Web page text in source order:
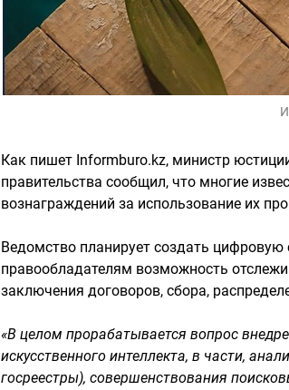
Как пишет Informburo.kz, министр
правительства сообщил, что многие
вознаграждений за использование их
Ведомство планирует создать
правообладателям возможность
заключения договоров, сбора,
«В целом прорабатывается вопрос
искусственного интеллекта, в части,
госреестры), совершенствования